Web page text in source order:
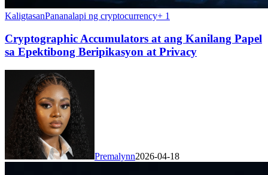
KaligtasanPananalapi ng cryptocurrency+ 1
Cryptographic Accumulators at ang Kanilang Papel
sa Epektibong Beripikasyon at Privacy
Premalynn2026-04-18